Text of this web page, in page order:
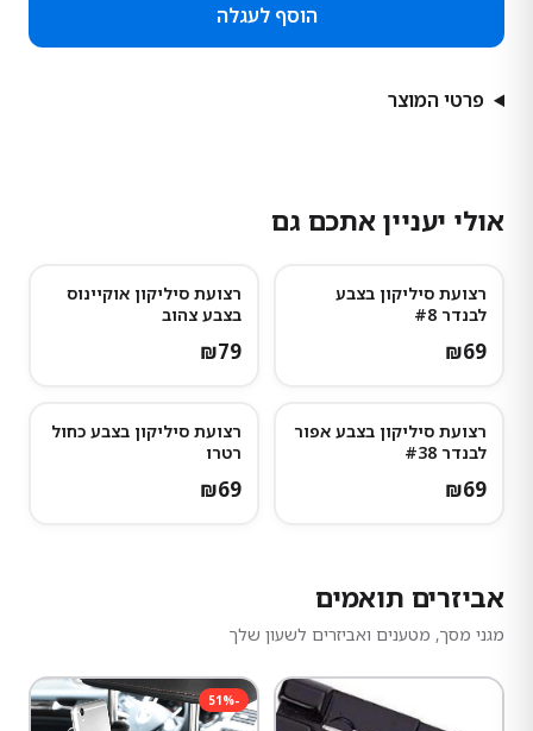
הוסף לעגלה
פרטי המוצר
אולי יעניין אתכם גם
רצועת סיליקון בצבע
לבנדר #8
₪69
רצועת סיליקון אוקיינוס
בצבע צהוב
₪79
רצועת סיליקון בצבע אפור
לבנדר #38
₪69
רצועת סיליקון בצבע כחול
רטרו
₪69
אביזרים תואמים
מגני מסך, מטענים ואביזרים לשעון שלך
-
51%